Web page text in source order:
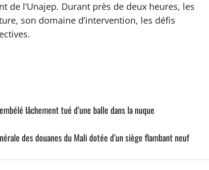
de l’Unajep. Durant près de deux heures, les
son domaine d’intervention, les défis
lâchement tué d’une balle dans la nuque
des douanes du Mali dotée d’un siège flambant neuf